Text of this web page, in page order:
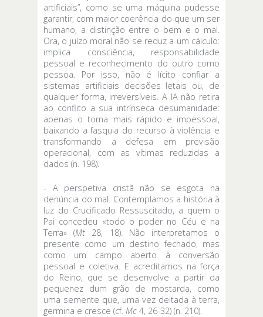
artificiais”, como se uma máquina pudesse
garantir, com maior coerência do que um ser
humano, a distinção entre o bem e o mal.
Ora, o juízo moral não se reduz a um cálculo:
implica consciência, responsabilidade
pessoal e reconhecimento do outro como
pessoa. Por isso, não é lícito confiar a
sistemas artificiais decisões letais ou, de
qualquer forma, irreversíveis. A IA não retira
ao conflito a sua intrínseca desumanidade:
apenas o torna mais rápido e impessoal,
baixando a fasquia do recurso à violência e
transformando a defesa em previsão
operacional, com as vítimas reduzidas a
dados (n. 198).
- A perspetiva cristã não se esgota na
denúncia do mal. Contemplamos a história à
luz do Crucificado Ressuscitado, a quem o
Pai concedeu «todo o poder no Céu e na
Terra» (Mt 28, 18). Não interpretamos o
presente como um destino fechado, mas
como um campo aberto à conversão
pessoal e coletiva. E acreditamos na força
do Reino, que se desenvolve a partir da
pequenez dum grão de mostarda, como
uma semente que, uma vez deitada à terra,
germina e cresce (cf. Mc 4, 26-32) (n. 210).